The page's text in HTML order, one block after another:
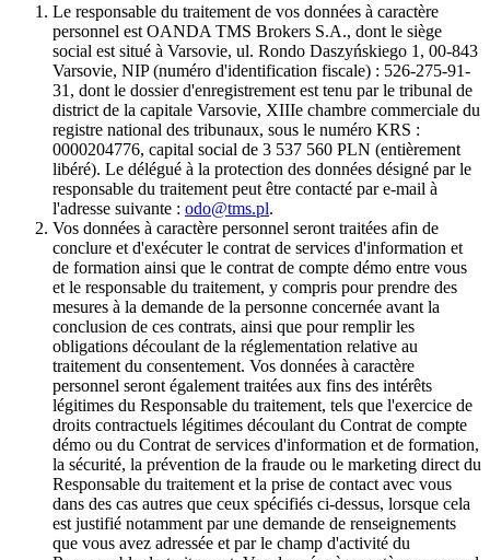
Le responsable du traitement de vos données à caractère
personnel est OANDA TMS Brokers S.A., dont le siège
social est situé à Varsovie, ul. Rondo Daszyńskiego 1, 00-843
Varsovie, NIP (numéro d'identification fiscale) : 526-275-91-
31, dont le dossier d'enregistrement est tenu par le tribunal de
district de la capitale Varsovie, XIIIe chambre commerciale du
registre national des tribunaux, sous le numéro KRS :
0000204776, capital social de 3 537 560 PLN (entièrement
libéré). Le délégué à la protection des données désigné par le
responsable du traitement peut être contacté par e-mail à
l'adresse suivante : odo@tms.pl.
Vos données à caractère personnel seront traitées afin de
conclure et d'exécuter le contrat de services d'information et
de formation ainsi que le contrat de compte démo entre vous
et le responsable du traitement, y compris pour prendre des
mesures à la demande de la personne concernée avant la
conclusion de ces contrats, ainsi que pour remplir les
obligations découlant de la réglementation relative au
traitement du consentement. Vos données à caractère
personnel seront également traitées aux fins des intérêts
légitimes du Responsable du traitement, tels que l'exercice de
droits contractuels légitimes découlant du Contrat de compte
démo ou du Contrat de services d'information et de formation,
la sécurité, la prévention de la fraude ou le marketing direct du
Responsable du traitement et la prise de contact avec vous
dans des cas autres que ceux spécifiés ci-dessus, lorsque cela
est justifié notamment par une demande de renseignements
que vous avez adressée et par le champ d'activité du